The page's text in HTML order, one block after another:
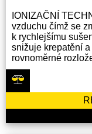
IONIZAČNÍ
vzduchu čímž se
k rychlejšímu
snižuje krepatění
rovnoměrné